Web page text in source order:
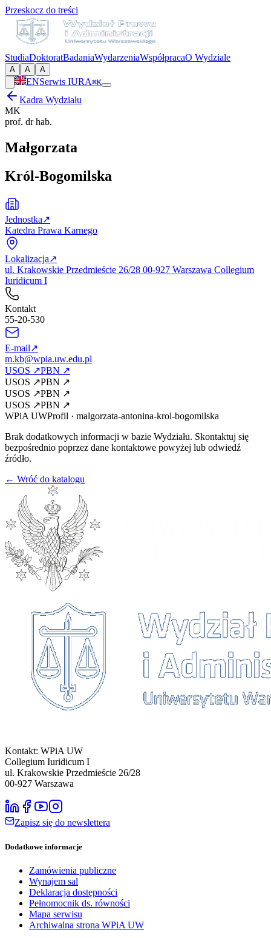
Przeskocz do treści
StudiaDoktoratBadaniaWydarzeniaWspółpracaO Wydziale
A A A
ENSerwis IURA⌘K
Kadra Wydziału
MK
prof. dr hab.
Małgorzata
Król-Bogomilska
Jednostka↗
Katedra Prawa Karnego
Lokalizacja↗
ul. Krakowskie Przedmieście 26/28 00-927 Warszawa Collegium
Iuridicum I
Kontakt
55-20-530
E-mail↗
m.kb@wpia.uw.edu.pl
USOS ↗PBN ↗
USOS ↗PBN ↗
USOS ↗PBN ↗
USOS ↗PBN ↗
WPiA UWProfil · malgorzata-antonina-krol-bogomilska
Brak dodatkowych informacji w bazie Wydziału. Skontaktuj się
bezpośrednio poprzez dane kontaktowe powyżej lub odwiedź
źródło.
← Wróć do katalogu
Kontakt: WPiA UW
Collegium Iuridicum I
ul. Krakowskie Przedmieście 26/28
00-927 Warszawa
Zapisz się do newslettera
Dodatkowe informacje
Zamówienia publiczne
Wynajem sal
Deklaracja dostępności
Pełnomocnik ds. równości
Mapa serwisu
Archiwalna strona WPiA UW